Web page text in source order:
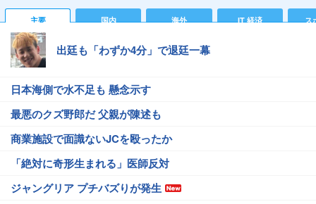
主要 国内 海外 IT 経済 ス
出廷も「わずか4分」で退廷一幕
日本海側で水不足も 懸念示す
最悪のクズ野郎だ 父親が陳述も
商業施設で面識ないJCを殴ったか
「絶対に奇形生まれる」医師反対
ジャングリア プチバズりが発生